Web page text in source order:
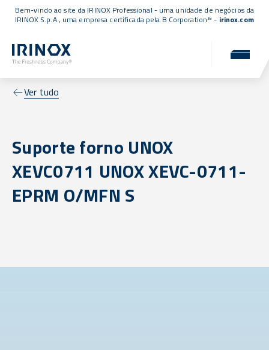
Bem-vindo ao site da IRINOX Professional - uma unidade de negócios da
IRINOX S.p.A., uma empresa certificada pela B Corporation™ - irinox.com
Ver tudo
Suporte forno UNOX
XEVC0711 UNOX XEVC-0711-
EPRM O/MFN S